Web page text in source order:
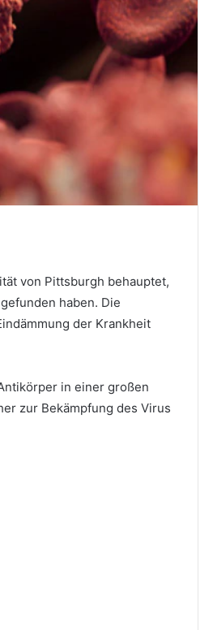
von Pittsburgh behauptet,
haben. Die
der Krankheit
in einer großen
zur Bekämpfung des Virus